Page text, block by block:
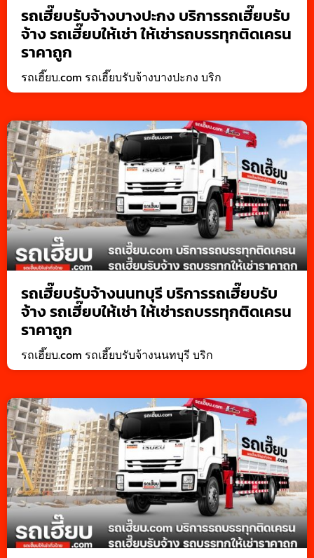
รถเฮี๊ยบรับจ้างบางปะกง บริการรถเฮี๊ยบรับ
จ้าง รถเฮี๊ยบให้เช่า ให้เช่ารถบรรทุกติดเครน
ราคาถูก
รถเฮี๊ยบ.com รถเฮี๊ยบรับจ้างบางปะกง บริก
รถเฮี๊ยบรับจ้างนนทบุรี บริการรถเฮี๊ยบรับ
จ้าง รถเฮี๊ยบให้เช่า ให้เช่ารถบรรทุกติดเครน
ราคาถูก
รถเฮี๊ยบ.com รถเฮี๊ยบรับจ้างนนทบุรี บริก